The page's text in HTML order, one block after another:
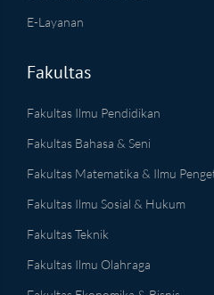
E-Layanan
Fakultas
Fakultas Ilmu Pendidikan
Fakultas Bahasa & Seni
Fakultas Matematika & Ilmu
Fakultas Ilmu Sosial & Hukum
Fakultas Teknik
Fakultas Ilmu Olahraga